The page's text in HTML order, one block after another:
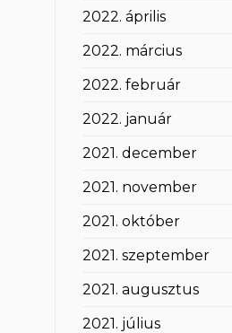
2022. április
2022. március
2022. február
2022. január
2021. december
2021. november
2021. október
2021. szeptember
2021. augusztus
2021. július